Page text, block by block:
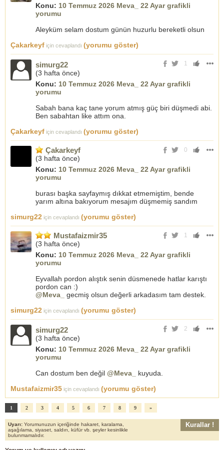
Konu: 10 Temmuz 2026 Meva_ 22 Ayar grafikli
yorumu
Aleyküm selam dostum günün huzurlu bereketli olsun
Çakarkeyf için cevaplandı (yorumu göster)
1
simurg22
(3 hafta önce)
Konu: 10 Temmuz 2026 Meva_ 22 Ayar grafikli
yorumu
Sabah bana kaç tane yorum atmış güç biri düşmedi abi.
Ben sabahtan like attım ona.
Çakarkeyf için cevaplandı (yorumu göster)
0
Çakarkeyf
(3 hafta önce)
Konu: 10 Temmuz 2026 Meva_ 22 Ayar grafikli
yorumu
burası başka sayfaymış dıkkat etmemiştim, bende
yarım altına bakıyorum mesajım düşmemiş sandım
simurg22 için cevaplandı (yorumu göster)
1
Mustafaizmir35
(3 hafta önce)
Konu: 10 Temmuz 2026 Meva_ 22 Ayar grafikli
yorumu
Eyvallah pordon alıştık senin düsmenede hatlar karıştı
pordon can :)
@Meva_
gecmiş olsun değerli arkadasım tam destek.
simurg22 için cevaplandı (yorumu göster)
2
simurg22
(3 hafta önce)
Konu: 10 Temmuz 2026 Meva_ 22 Ayar grafikli
yorumu
Can dostum ben değil @Meva_
kuyuda.
Mustafaizmir35 için cevaplandı (yorumu göster)
1 2 3 4 5 6 7 8 9 »
Uyarı: Yorumunuzun içeriğinde hakaret, karalama,
aşağılama, siyaset, saldırı, küfür vb. şeyler kesinlikle
bulunmamalıdır.
Kurallar !